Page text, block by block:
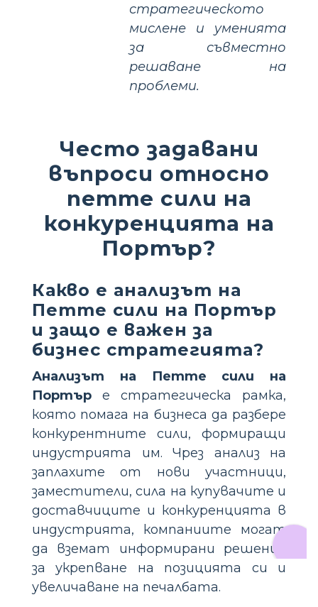
стратегическото
мислене и уменията
за съвместно
решаване на
проблеми.
Често задавани
въпроси относно
петте сили на
конкуренцията на
Портър?
Какво е анализът на
Петте сили на Портър
и защо е важен за
бизнес стратегията?
Анализът на Петте сили на
Портър е стратегическа рамка,
която помага на бизнеса да разбере
конкурентните сили, формиращи
индустрията им. Чрез анализ на
заплахите от нови участници,
заместители, сила на купувачите и
доставчиците и конкуренцията в
индустрията, компаниите могат
да вземат информирани решения
за укрепване на позицията си и
увеличаване на печалбата.